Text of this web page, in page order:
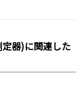
器)に関連した